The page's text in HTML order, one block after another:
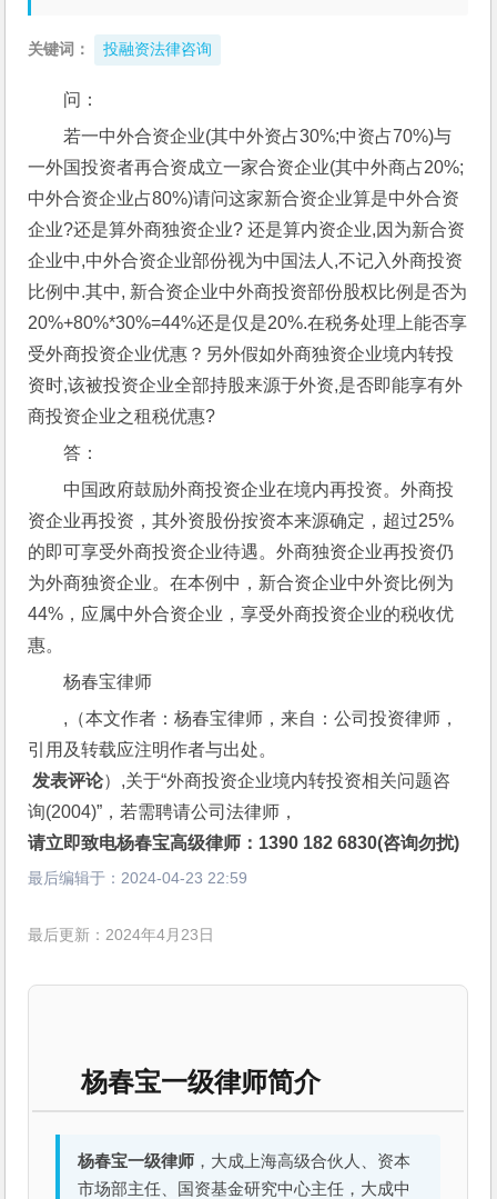
关键词： 投融资法律咨询
问：
若一中外合资企业(其中外资占30%;中资占70%)与
一外国投资者再合资成立一家合资企业(其中外商占20%;
中外合资企业占80%)请问这家新合资企业算是中外合资
企业?还是算外商独资企业? 还是算内资企业,因为新合资
企业中,中外合资企业部份视为中国法人,不记入外商投资
比例中.其中, 新合资企业中外商投资部份股权比例是否为
20%+80%*30%=44%还是仅是20%.在税务处理上能否享
受外商投资企业优惠？另外假如外商独资企业境内转投
资时,该被投资企业全部持股来源于外资,是否即能享有外
商投资企业之租税优惠?
答：
中国政府鼓励外商投资企业在境内再投资。外商投
资企业再投资，其外资股份按资本来源确定，超过25%
的即可享受外商投资企业待遇。外商独资企业再投资仍
为外商独资企业。在本例中，新合资企业中外资比例为
44%，应属中外合资企业，享受外商投资企业的税收优
惠。
杨春宝律师
,（本文作者：杨春宝律师，来自：公司投资律师，
引用及转载应注明作者与出处。
发表评论）,关于“外商投资企业境内转投资相关问题咨
询(2004)”，若需聘请公司法律师，
请立即致电杨春宝高级律师：1390 182 6830(咨询勿扰)
最后编辑于： 2024-04-23 22:59
最后更新：2024年4月23日
杨春宝一级律师简介
杨春宝一级律师 ，大成上海高级合伙人、资本
市场部主任、国资基金研究中心主任，大成中